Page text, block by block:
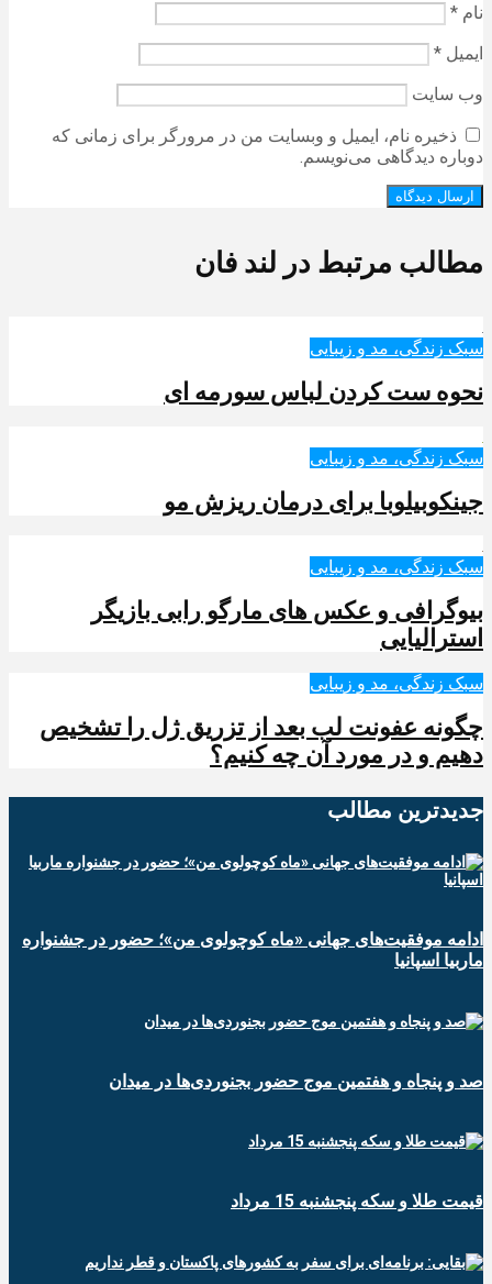
نام *
ایمیل *
وب‌ سایت
ذخیره نام، ایمیل و وبسایت من در مرورگر برای زمانی که
دوباره دیدگاهی می‌نویسم.
مطالب مرتبط در لند فان
سبک زندگی، مد و زیبایی
نحوه ست کردن لباس سورمه ای
سبک زندگی، مد و زیبایی
جینکوبیلوبا برای درمان ریزش مو
سبک زندگی، مد و زیبایی
بیوگرافی و عکس های مارگو رابی بازیگر
استرالیایی
سبک زندگی، مد و زیبایی
چگونه عفونت لب بعد از تزریق ژل را تشخیص
دهیم و در مورد آن چه کنیم؟
جدیدترین‌ مطالب
ادامه موفقیت‌های جهانی «ماه کوچولوی من»؛ حضور در جشنواره
ماربیا اسپانیا
صد و پنجاه و هفتمین موج حضور بجنوردی‌ها در میدان
قیمت طلا و سکه پنجشنبه 15 مرداد